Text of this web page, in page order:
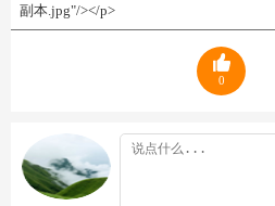
副本.jpg"/></p>
0